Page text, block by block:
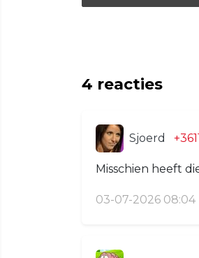
4 reacties
Sjoerd
Misschien heeft
03-07-2026 08:04